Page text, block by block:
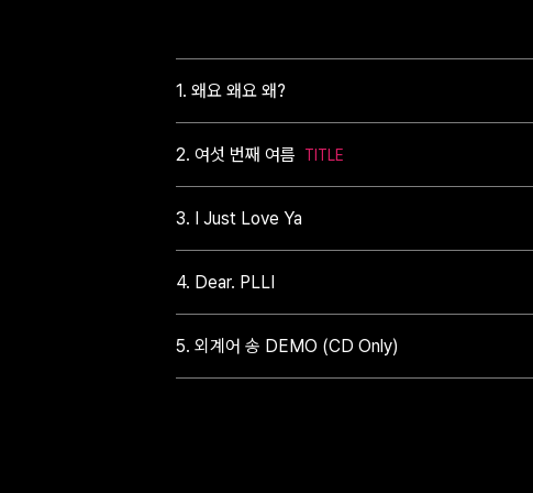
1. 왜요 왜요 왜?
2. 여섯 번째 여름
3. I Just Love Ya
4. Dear. PLLI
5. 외계어 송 DEMO (CD Only)